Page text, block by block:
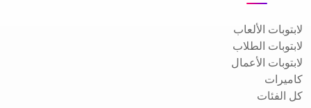
لابتوبات الألعاب
لابتوبات الطلاب
لابتوبات الأعمال
كاميرات
كل الفئات